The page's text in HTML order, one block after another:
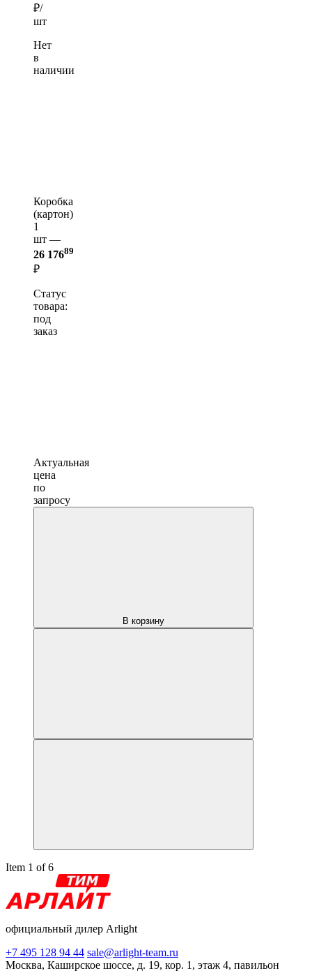
₽/
шт
Нет
в
наличии
Коробка
(картон)
1
шт —
26 17689
₽
Статус
товара:
под
заказ
Актуальная
цена
по
запросу
В корзину
Item 1 of 6
официальный дилер Arlight
+7 495 128 94 44 sale@arlight-team.ru
Москва, Каширское шоссе, д. 19, кор. 1, этаж 4, павильон